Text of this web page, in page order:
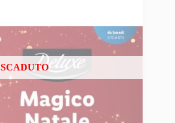
SCADUTO